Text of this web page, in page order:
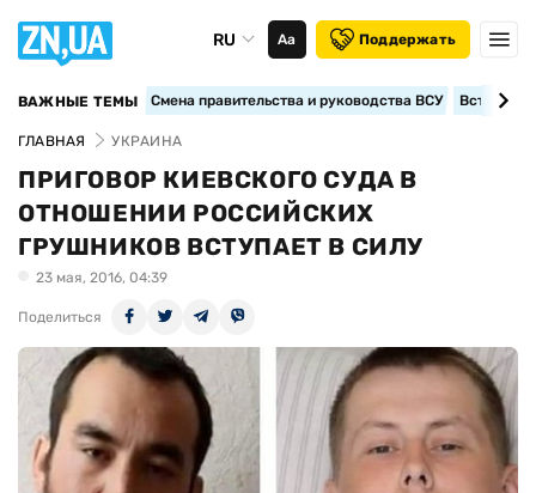
RU Аа Поддержать
ВАЖНЫЕ ТЕМЫ Смена правительства и руководства ВСУ
ГЛАВНАЯ УКРАИНА
ПРИГОВОР КИЕВСКОГО СУДА В
ОТНОШЕНИИ РОССИЙСКИХ
ГРУШНИКОВ ВСТУПАЕТ В СИЛУ
23 мая, 2016, 04:39
Поделиться